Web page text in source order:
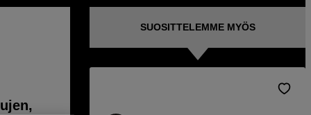
SUOSITTELEMME MYÖS